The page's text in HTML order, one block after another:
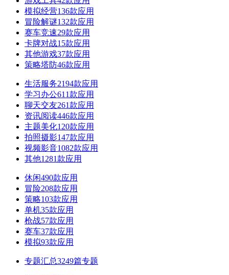
模拟经营136款应用
冒险解谜132款应用
赛车竞速29款应用
卡牌对战15款应用
其他游戏37款应用
策略塔防46款应用
生活服务2194款应用
学习办公611款应用
聊天交友261款应用
资讯阅读446款应用
主题美化120款应用
拍照摄影147款应用
视频影音1082款应用
其他1281款应用
休闲490款应用
冒险208款应用
策略103款应用
单机35款应用
枪战57款应用
赛车37款应用
模拟93款应用
专题汇总3249篇专题